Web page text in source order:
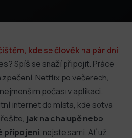
kde se člověk na pár dní
Spíš se snaží připojit. Práce
Netflix po večerech,
počasí v aplikaci.
internet do místa, kde sotva
jak na chalupě nebo
připojení , nejste sami. Ať už